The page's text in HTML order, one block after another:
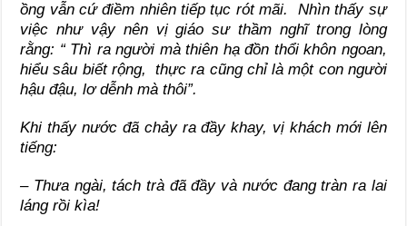
ồng vẫn cứ điềm nhiên tiếp tục rót mãi. Nhìn thấy sự
việc như vậy nên vị giáo sư thầm nghĩ trong lòng
rằng: “ Thì ra người mà thiên hạ đồn thổi khôn ngoan,
hiểu sâu biết rộng, thực ra cũng chỉ là một con người
hậu đậu, lơ dễnh mà thôi”.
Khi thấy nước đã chảy ra đầy khay, vị khách mới lên
tiếng:
– Thưa ngài, tách trà đã đầy và nước đang tràn ra lai
láng rồi kìa!